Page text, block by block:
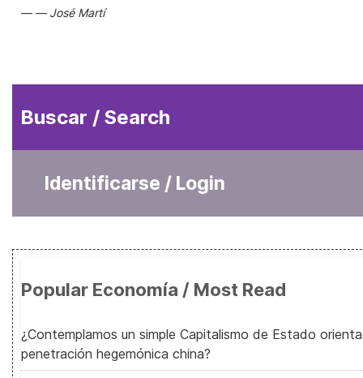
José Martí
Buscar / Search
Identificarse / Login
Popular Economía / Most Read
¿Contemplamos un simple Capitalismo de Estado
penetración hegemónica china?